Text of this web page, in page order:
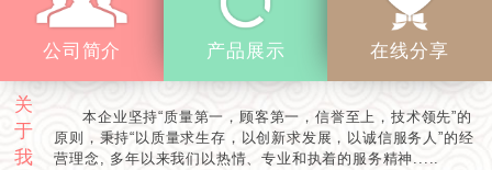
公司简介 产品展示 在线分享
关
于
我
本企业坚持“质量第一，顾客第一，信誉至上，技术领先”的
原则，秉持“以质量求生存，以创新求发展，以诚信服务人”的经
营理念, 多年以来我们以热情、专业和执着的服务精神.....